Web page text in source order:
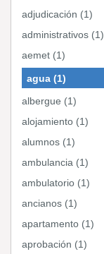
adjudicación (1)
administrativos (1)
aemet (1)
agua (1)
albergue (1)
alojamiento (1)
alumnos (1)
ambulancia (1)
ambulatorio (1)
ancianos (1)
apartamento (1)
aprobación (1)